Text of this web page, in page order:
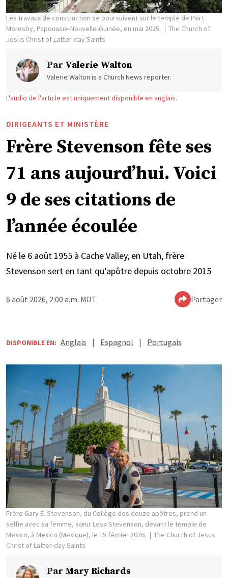
Les travaux de construction se poursuivent sur le temple de Port
Moresby, Papouasie-Nouvelle-Guinée, en mai 2025.
The Church of
Jesus Christ of Latter-day Saints
Par Valerie Walton
Valerie Walton is a Church News reporter.
L'audio de l'article est uniquement disponible en anglais.
DIRIGEANTS ET MINISTÈRE
Frère Stevenson fête ses
71 ans aujourd’hui. Voici
9 de ses citations de
l’année écoulée
Né le 6 août 1955 à Cache Valley, en Utah, frère
Stevenson sert en tant qu’apôtre depuis octobre 2015
6 août 2026, 2:00 a.m. MDT Partager
DISPONIBLE EN: Anglais | Espagnol | Portugais
Frère Gary E. Stevenson, du Collège des douze apôtres, prend un
selfie avec sa femme, sœur Lesa Stevenson, devant le temple de
Mexico, à Mexico (Mexique), le 15 février 2026.
The Church of Jesus
Christ of Latter-day Saints
Par Mary Richards